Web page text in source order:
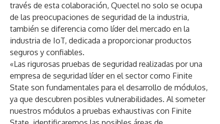
través de esta colaboración, Quectel no solo se ocupa
de las preocupaciones de seguridad de la industria,
también se diferencia como líder del mercado en la
industria de IoT, dedicada a proporcionar productos
seguros y confiables.
«Las rigurosas pruebas de seguridad realizadas por una
empresa de seguridad líder en el sector como Finite
State son fundamentales para el desarrollo de módulos,
ya que descubren posibles vulnerabilidades. Al someter
nuestros módulos a pruebas exhaustivas con Finite